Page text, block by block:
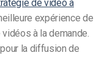
de vidéo à
expérience de
à la demande.
la diffusion de